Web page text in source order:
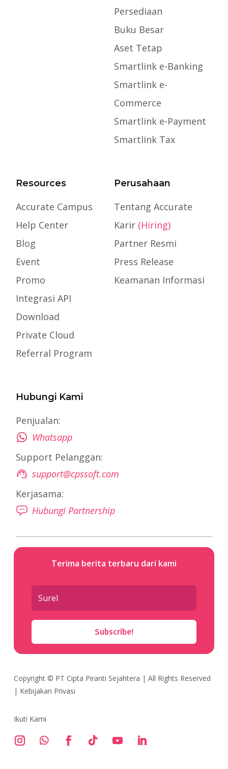
Persediaan
Buku Besar
Aset Tetap
Smartlink e-Banking
Smartlink e-
Commerce
Smartlink e-Payment
Smartlink Tax
Resources
Accurate Campus
Help Center
Blog
Event
Promo
Integrasi API
Download
Private Cloud
Referral Program
Perusahaan
Tentang Accurate
Karir (Hiring)
Partner Resmi
Press Release
Keamanan Informasi
Hubungi Kami
Penjualan:
Whatsapp
Support Pelanggan:
support@cpssoft.com
Kerjasama:
Hubungi Partnership
Terima berita terbaru dari kami
Subscribe!
Copyright © PT Cipta Piranti Sejahtera | All Rights Reserved
| Kebijakan Privasi
Ikuti Kami